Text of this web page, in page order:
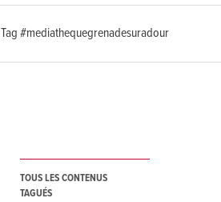
Tag #mediathequegrenadesuradour
TOUS LES CONTENUS
TAGUÉS